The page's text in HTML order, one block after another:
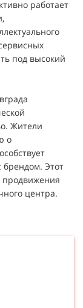
работает
под высокий
Жители
о
Этот
продвижения
центра.